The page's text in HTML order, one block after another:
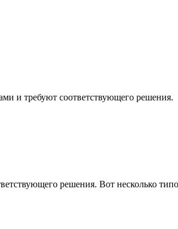
и требуют соответствующего решения.
решения. Вот несколько